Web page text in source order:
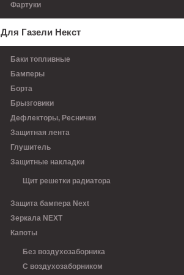
Фартуки
Для Газели Некст
Баки топливные
Бамперы
Борта
Брызговики
Дефлекторы, Реснички
Защитная лента
Глушитель
Защитные накладки
Щит решетки радиатора
Защита бампера Next
Зеркала NEXT
Капоты
Без воздухозаборника
С воздухозаборником